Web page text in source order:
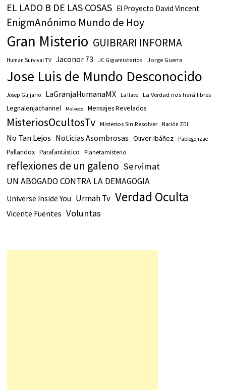
EL LADO B DE LAS COSAS El Proyecto David Vincent
EnigmAnónimo Mundo de Hoy
Gran Misterio GUIBRARI INFORMA
Human Survival TV Jaconor 73 JC Gigamisterios Jorge Guerra
Jose Luis de Mundo Desconocido
Josep Guijarro LaGranjaHumanaMX La llave La Verdad nos hará libres
Legnalenjachannel Melvecs Mensajes Revelados
MisteriosOcultosTv Misterios Sin Resolver Nación ZDI
No Tan Lejos Noticias Asombrosas Oliver Ibáñez Pablogonzae
Pallandox Parafantástico Planetamisterio
reflexiones de un galeno Servimat
UN ABOGADO CONTRA LA DEMAGOGIA
Universe Inside You Urmah Tv Verdad Oculta
Vicente Fuentes Voluntas